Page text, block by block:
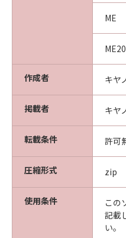
るいかなる損害
派生的または付
に限定されない
わないものとし
キヤノンの子会
たは販売店がか
知らされていた
(4) キヤノン、
の販売代理店お
トウェア」の使
客様と第三者と
についても、一
ます。
サポートおよび
キヤノン、キヤ
ME
作成者 キヤ
掲載者 キヤ
転載条件 許可
圧縮形式 zip
使用条件
この
記載
い。